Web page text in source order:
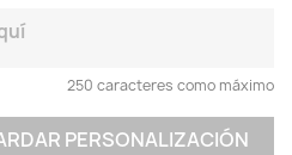
250 caracteres como máximo
PERSONALIZACIÓN